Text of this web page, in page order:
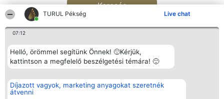
TURUL Pékség Live chat
07:12
Helló, örömmel segítünk Önnek! 🙂Kérjük,
kattintson a megfelelő beszélgetési témára! 🙂
Díjazott vagyok, marketing anyagokat szeretnék
átvenni
Keresés
Rangsorszervező
SC Beautiful Company S.R.L.
Bulevardul Aleea Timișul De
Népszavazás
Nyertesek
Elérhetőség
Elérhetőség